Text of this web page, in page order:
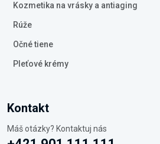
Kozmetika na vrásky a antiaging
Rúže
Očné tiene
Pleťové krémy
Kontakt
Máš otázky? Kontaktuj nás